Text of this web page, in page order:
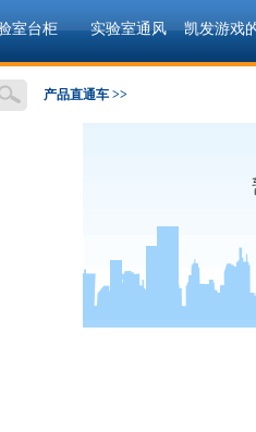
室台柜 实验室通风 凯发游戏
产品直通车 >>